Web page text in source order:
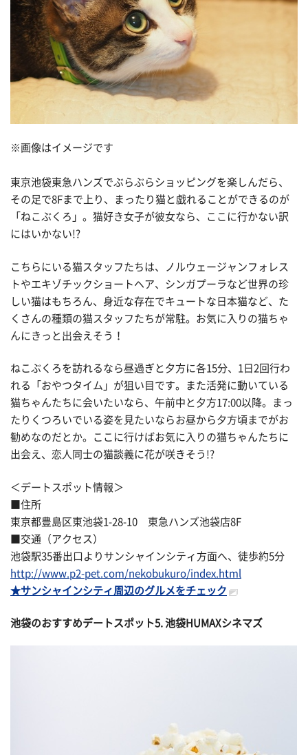
※画像はイメージです
東京池袋東急ハンズでぶらぶらショッピングを楽しんだら、
その足で8Fまで上り、まったり猫と戯れることができるのが
「ねこぶくろ」。猫好き女子が彼女なら、ここに行かない訳
にはいかない!?
こちらにいる猫スタッフたちは、ノルウェージャンフォレス
トやエキゾチックショートヘア、シンガプーラなど世界の珍
しい猫はもちろん、身近な存在でキュートな日本猫など、た
くさんの種類の猫スタッフたちが常駐。お気に入りの猫ちゃ
んにきっと出会えそう！
ねこぶくろを訪れるなら昼過ぎと夕方に各15分、1日2回行わ
れる「おやつタイム」が狙い目です。また活発に動いている
猫ちゃんたちに会いたいなら、午前中と夕方17:00以降。まっ
たりくつろいでいる姿を見たいならお昼から夕方頃までがお
勧めなのだとか。ここに行けばお気に入りの猫ちゃんたちに
出会え、恋人同士の猫談義に花が咲きそう!?
＜デートスポット情報＞
■住所
東京都豊島区東池袋1-28-10 東急ハンズ池袋店8F
■交通（アクセス）
池袋駅35番出口よりサンシャインシティ方面へ、徒歩約5分
http://www.p2-pet.com/nekobukuro/index.html
★サンシャインシティ周辺のグルメをチェック
池袋のおすすめデートスポット5. 池袋HUMAXシネマズ